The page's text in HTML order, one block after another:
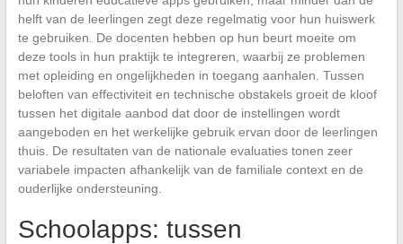
helft van de leerlingen zegt deze regelmatig voor hun huiswerk
te gebruiken. De docenten hebben op hun beurt moeite om
deze tools in hun praktijk te integreren, waarbij ze problemen
met opleiding en ongelijkheden in toegang aanhalen. Tussen
beloften van effectiviteit en technische obstakels groeit de kloof
tussen het digitale aanbod dat door de instellingen wordt
aangeboden en het werkelijke gebruik ervan door de leerlingen
thuis. De resultaten van de nationale evaluaties tonen zeer
variabele impacten afhankelijk van de familiale context en de
ouderlijke ondersteuning.
Schoolapps: tussen